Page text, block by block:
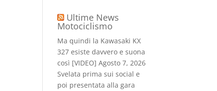
Ultime News
Motociclismo
Ma quindi la Kawasaki KX
327 esiste davvero e suona
così [VIDEO] Agosto 7, 2026
Svelata prima sui social e
poi presentata alla gara